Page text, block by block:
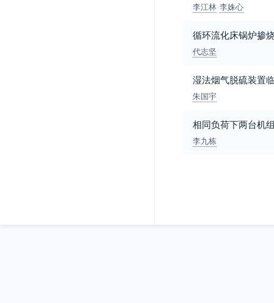
李江林 李姝心
循环流化床锅炉掺
代志坚
湿法烟气脱硫装置
朱国宇
相同负荷下两台机
李九栋